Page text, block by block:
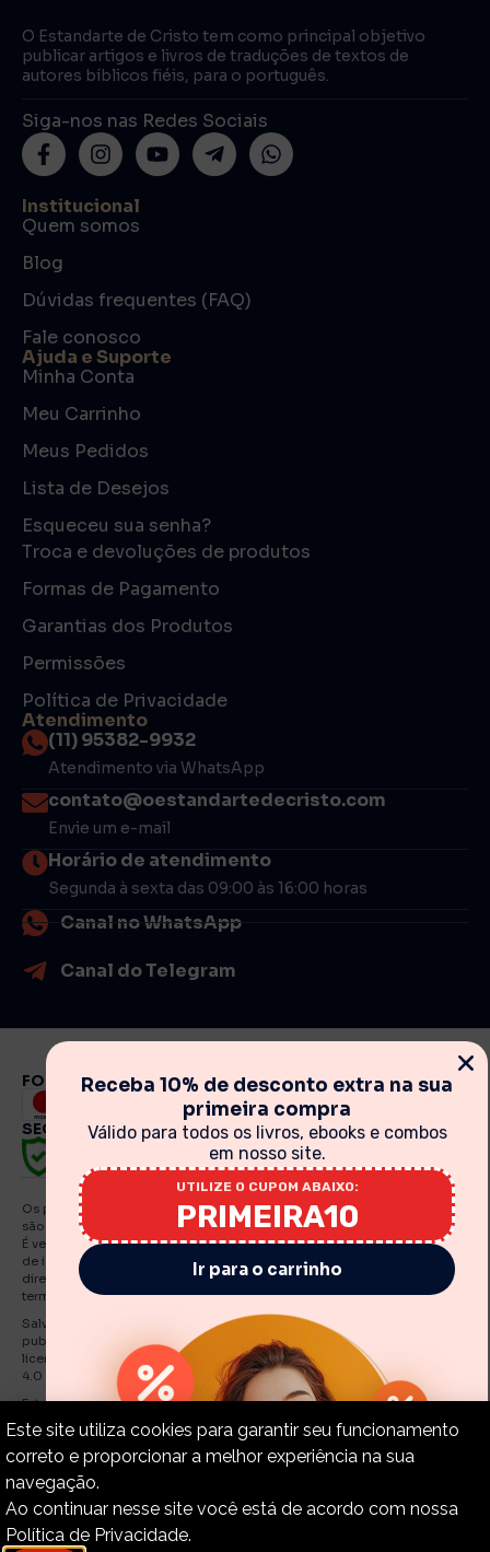
O Estandarte de Cristo tem como principal objetivo
publicar artigos e livros de traduções de textos de
autores bíblicos fiéis, para o português.
Siga-nos nas Redes Sociais
Institucional
Quem somos
Blog
Dúvidas frequentes (FAQ)
Fale conosco
Ajuda e Suporte
Minha Conta
Meu Carrinho
Meus Pedidos
Lista de Desejos
Esqueceu sua senha?
Troca e devoluções de produtos
Formas de Pagamento
Garantias dos Produtos
Permissões
Política de Privacidade
Atendimento
(11) 95382-9932
Atendimento via WhatsApp
contato@oestandartedecristo.com
Envie um e-mail
Horário de atendimento
Segunda à sexta das 09:00 às 16:00 horas
Canal no WhatsApp
Canal do Telegram
FORMAS DE PAGAMENTO
SEGURANÇA
Os preços, promoções, condições de pagamento, frete e produtos
são válidos exclusivamente para compras realizadas via internet.
É vedada qualquer reprodução, total ou parcial, de qualquer elemento
de identidade, sem expressa autorização. A violação de qualquer
direito mencionado implicará na responsabilização cível e criminal nos
termos da Lei. Fotos meramente ilustrativas.
Salvo indicações em contrário, os e Books e artigos traduzidos e
publicados por O Estandarte de Cristo estão licenciadas de uma
licença Creative Commons Attribution-NonCommercial-No Derivatives
4.0 International Public.
Estandarte de Cristo – CNPJ: 30.919.321./0001-55
Copyright © 2015-2024 – Estandarte de Cristo. Todos os
direitos reservados.
Receba 10% de desconto extra na sua
primeira compra
Válido para todos os livros, ebooks e combos
em nosso site.
UTILIZE O CUPOM ABAIXO:
PRIMEIRA10
Ir para o carrinho
Este site utiliza cookies para garantir seu funcionamento
correto e proporcionar a melhor experiência na sua
navegação.
Ao continuar nesse site você está de acordo com nossa
Política de Privacidade.